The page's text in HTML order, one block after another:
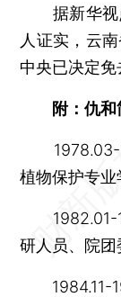
据新华视
人证实，云
中央已决定免
附：仇和
1978.03-
植物保护专业
1982.01-
研人员、院团
1984.11-